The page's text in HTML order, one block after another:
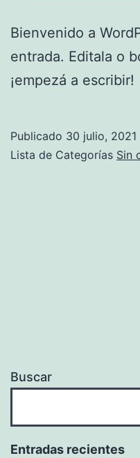
Bienvenido a
entrada. Editala o
¡empezá a escribir!
Publicado 30 julio, 2021
Lista de Categorías Sin
Buscar
Entradas recientes